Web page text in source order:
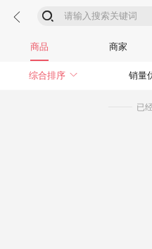
 
商品 商家
综合排序  销量
已